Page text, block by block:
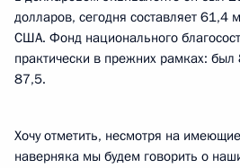
долларов, сегодня составляет 61,4
США. Фонд национального
практически в прежних рамках:
87,5.
Хочу отметить, несмотря на
наверняка мы будем говорить о